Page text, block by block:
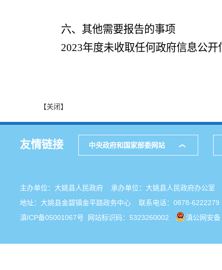
六、其他需要报告的事项
2023年度未收取任何政府信息公开
【关闭】
友情链接 中央政府和国家部委网站
主办单位：大姚县人民政府 承办单位：大姚县人民政府办公
地址：大姚县金碧镇金平路政务中心 联系电话：0878-6222279
滇ICP备05001067号 网站标识码：5323260002 滇公网安